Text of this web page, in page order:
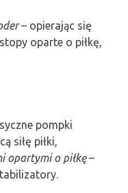
– opierając się
oparte o piłkę,
pompki
siłę piłki,
opartymi o piłkę–